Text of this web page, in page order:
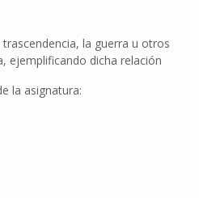
la guerra u otros
ejemplificando dicha relación
la asignatura: